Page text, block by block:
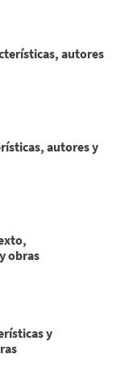
autores
autores y
obras
y